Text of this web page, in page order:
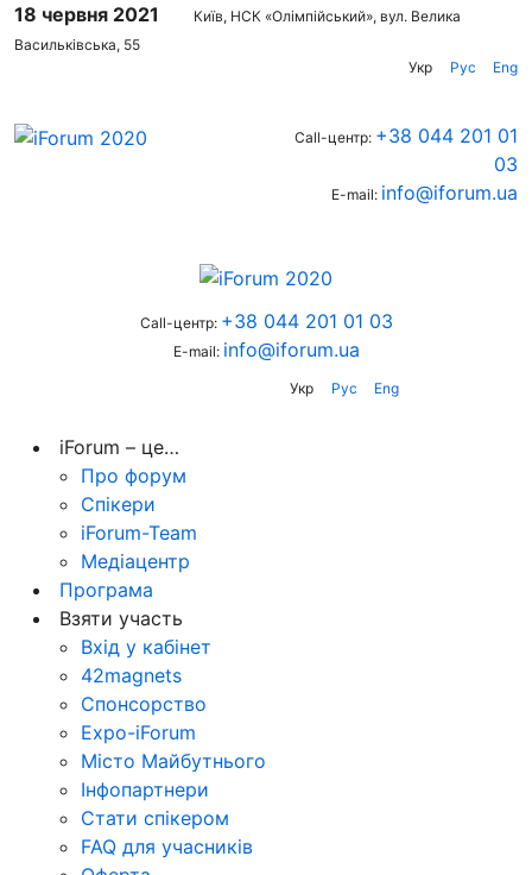
18 червня 2021
Київ, НСК «Олімпійський», вул. Велика
Васильківська, 55
Укр
Рус Eng
Call-центр: +38 044 201 01
03
E-mail: info@iforum.ua
Call-центр: +38 044 201 01 03
E-mail: info@iforum.ua
Укр Рус Eng
iForum – це…
Про форум
Спікери
iForum-Team
Медіацентр
Програма
Взяти участь
Вхід у кабінет
42magnets
Спонсорство
Expo-iForum
Місто Майбутнього
Інфопартнери
Стати спікером
FAQ для учасників